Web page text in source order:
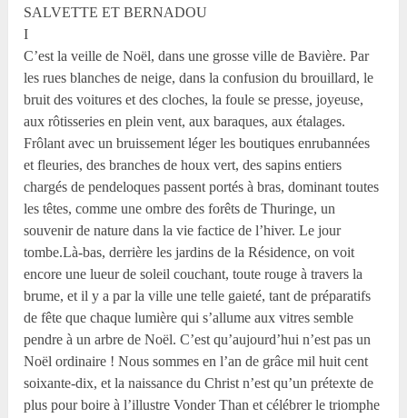
SALVETTE ET BERNADOU
I
C’est la veille de Noël, dans une grosse ville de Bavière. Par
les rues blanches de neige, dans la confusion du brouillard, le
bruit des voitures et des cloches, la foule se presse, joyeuse,
aux rôtisseries en plein vent, aux baraques, aux étalages.
Frôlant avec un bruissement léger les boutiques enrubannées
et fleuries, des branches de houx vert, des sapins entiers
chargés de pendeloques passent portés à bras, dominant toutes
les têtes, comme une ombre des forêts de Thuringe, un
souvenir de nature dans la vie factice de l’hiver. Le jour
tombe.Là-bas, derrière les jardins de la Résidence, on voit
encore une lueur de soleil couchant, toute rouge à travers la
brume, et il y a par la ville une telle gaieté, tant de préparatifs
de fête que chaque lumière qui s’allume aux vitres semble
pendre à un arbre de Noël. C’est qu’aujourd’hui n’est pas un
Noël ordinaire ! Nous sommes en l’an de grâce mil huit cent
soixante-dix, et la naissance du Christ n’est qu’un prétexte de
plus pour boire à l’illustre Vonder Than et célébrer le triomphe